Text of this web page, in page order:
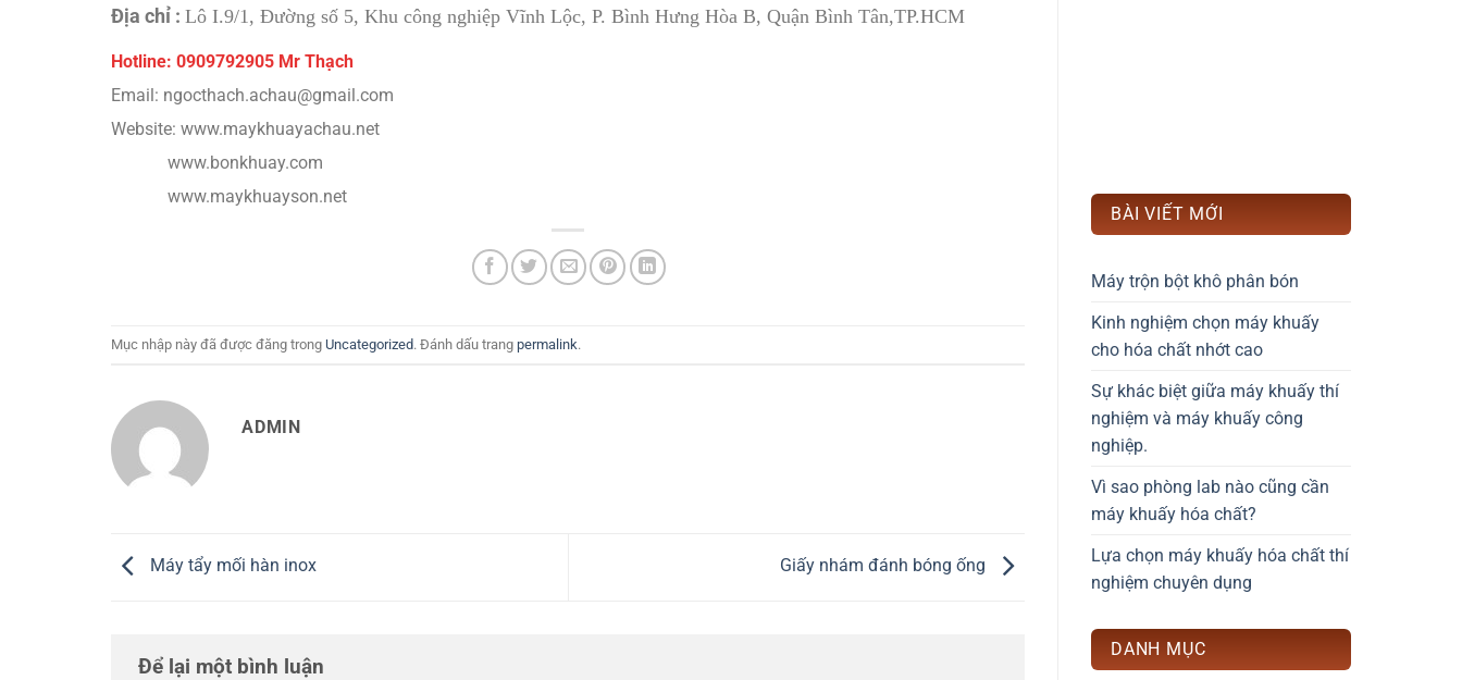
Địa chỉ : Lô I.9/1, Đường số 5, Khu công nghiệp Vĩnh Lộc, P. Bình Hưng Hòa B, Quận Bình Tân,TP.HCM
Hotline: 0909792905 Mr Thạch
Email: ngocthach.achau@gmail.com
Website: www.maykhuayachau.net
www.bonkhuay.com
www.maykhuayson.net
Mục nhập này đã được đăng trong Uncategorized. Đánh dấu trang permalink.
ADMIN
Máy tẩy mối hàn inox Giấy nhám đánh bóng ống
Để lại một bình luận
BÀI VIẾT MỚI
Máy trộn bột khô phân bón
Kinh nghiệm chọn máy khuấy
cho hóa chất nhớt cao
Sự khác biệt giữa máy khuấy thí
nghiệm và máy khuấy công
nghiệp.
Vì sao phòng lab nào cũng cần
máy khuấy hóa chất?
Lựa chọn máy khuấy hóa chất thí
nghiệm chuyên dụng
DANH MỤC